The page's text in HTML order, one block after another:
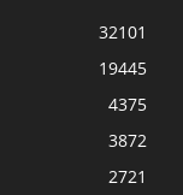
32101
19445
4375
3872
2721